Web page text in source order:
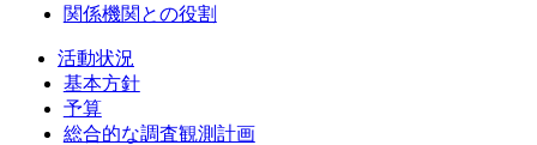
関係機関との役割
活動状況
基本方針
予算
総合的な調査観測計画